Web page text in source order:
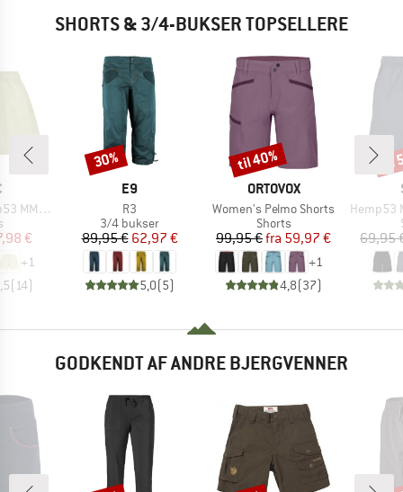
SHORTS & 3/4-BUKSER TOPSELLERE
Shorts
pris
€
+1
(14)
MÆRKE
E9
Artikel
R3
Produktgruppe
3/4 bukser
Pris
89,95 €Nedsat pris
62,97 €
5,0(5)
Rabat
30%
MÆRKE
ORTOVOX
Artikel
Women's Pelmo Shorts
Produktgruppe
Shorts
Pris
99,95 € Nedsat pris
fra 59,97 €
+1
4,8(37)
Rabat
til 40%
Artikel
Hemp53
69,95
GODKENDT AF ANDRE BJERGVENNER